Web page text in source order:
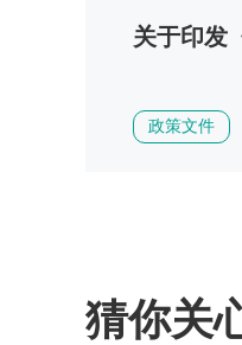
关于印发
政策文件
猜你关